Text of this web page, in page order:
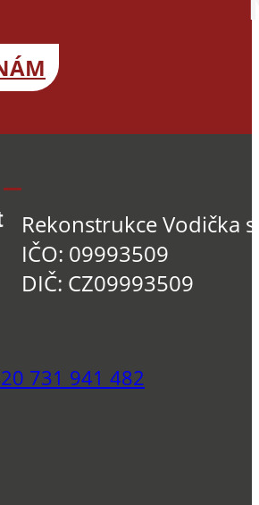
Rekonstrukce Vodička
IČO: 09993509
DIČ: CZ09993509
731 941 482